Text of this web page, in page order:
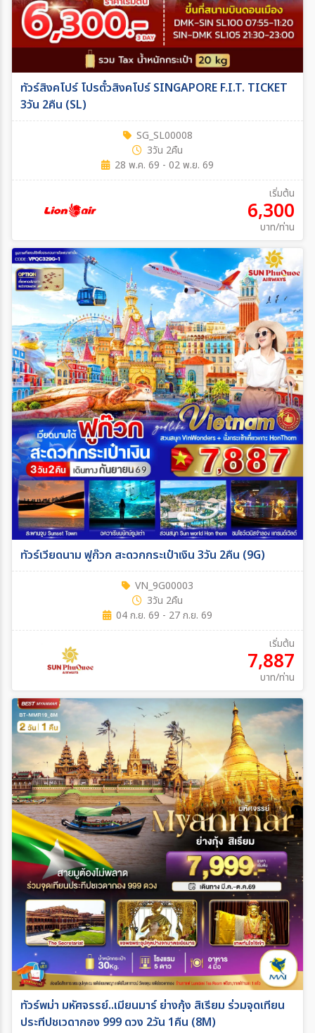
ทัวร์สิงคโปร์ โปรตั๋วสิงคโปร์ SINGAPORE F.I.T. TICKET
3วัน 2คืน (SL)
SG_SL00008
3วัน 2คืน
28 พ.ค. 69 - 02 พ.ย. 69
เริ่มต้น
6,300
บาท/ท่าน
ทัวร์เวียดนาม ฟูก๊วก สะดวกกระเป๋าเงิน 3วัน 2คืน (9G)
VN_9G00003
3วัน 2คืน
04 ก.ย. 69 - 27 ก.ย. 69
เริ่มต้น
7,887
บาท/ท่าน
ทัวร์พม่า มหัศจรรย์..เมียนมาร์ ย่างกุ้ง สิเรียม ร่วมจุดเทียน
ประทีปชเวดากอง 999 ดวง 2วัน 1คืน (8M)